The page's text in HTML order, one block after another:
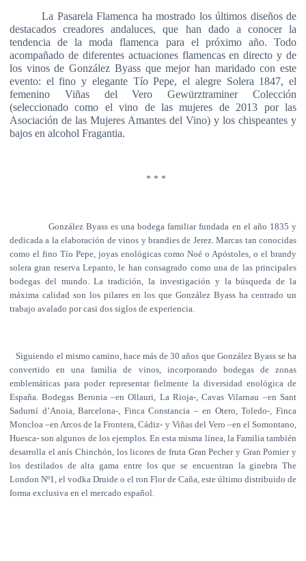
La Pasarela Flamenca ha mostrado los últimos diseños de
destacados creadores andaluces, que han dado a conocer la
tendencia de la moda flamenca para el próximo año. Todo
acompañado de diferentes actuaciones flamencas en directo y de
los vinos de González Byass que mejor han maridado con este
evento: el fino y elegante Tío Pepe, el alegre Solera 1847, el
femenino Viñas del VeroGewürztraminerColección
(seleccionado como el vino de las mujeres de 2013 por las
Asociación de las Mujeres Amantes del Vino) y los chispeantes y
bajos en alcohol Fragantia.
* * *
González Byass es una bodega familiar fundada en el año 1835 y
dedicada a la elaboración de vinos y brandies de Jerez. Marcas tan conocidas
como el fino Tío Pepe, joyas enológicas como Noé o Apóstoles, o el brandy
solera gran reserva Lepanto, le han consagrado como una de las principales
bodegas del mundo. La tradición, la investigación y la búsqueda de la
máxima calidad son los pilares en los que González Byass ha centrado un
trabajo avalado por casi dos siglos de experiencia.
Siguiendo el mismo camino, hace más de 30 años que González Byass se ha
convertido en una familia de vinos, incorporando bodegas de zonas
emblemáticas para poder representar fielmente la diversidad enológica de
España. Bodegas Beronia –en Ollauri, La Rioja-, Cavas Vilarnau –en Sant
Sadurní d’Anoia, Barcelona-, Finca Constancia – en Otero, Toledo-, Finca
Moncloa –en Arcos de la Frontera, Cádiz- y Viñas del Vero –en el Somontano,
Huesca- son algunos de los ejemplos. En esta misma línea, la Familia también
desarrolla el anís Chinchón, los licores de fruta Gran Pecher y Gran Pomier y
los destilados de alta gama entre los que se encuentran la ginebra The
London Nº1, el vodka Druide o el ron Flor de Caña, este último distribuido de
forma exclusiva en el mercado español.